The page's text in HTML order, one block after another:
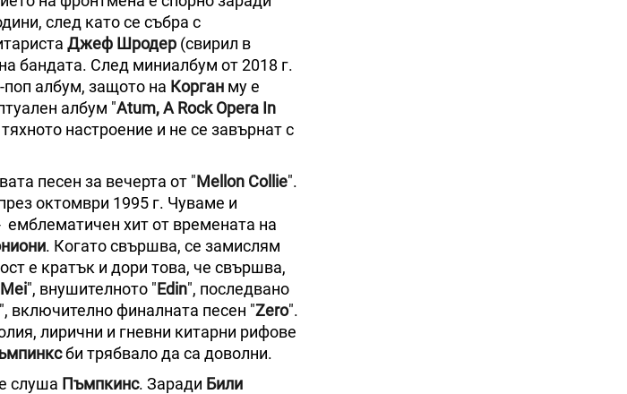
след като се събра с
Джеф Шродер (свирил в
бандата. След миниалбум от 2018 г.
поп албум, защото на Корган му е
албум "Atum, A Rock Operа In
настроение и не се завърнат с
песен за вечерта от "Mellon Collie".
октомври 1995 г. Чуваме и
емблематичен хит от времената на
. Когато свършва, се замислям
е кратък и дори това, че свършва,
", внушителното "Edin", последвано
", включително финалната песен "Zero".
лирични и гневни китарни рифове
би трябвало да са доволни.
слуша Пъмпкинс. Заради Били